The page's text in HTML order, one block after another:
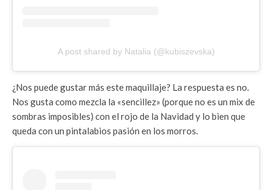
A post shared by Natalia (@kubiszevska)
¿Nos puede gustar más este maquillaje? La respuesta es no.
Nos gusta como mezcla la «sencillez» (porque no es un mix de
sombras imposibles) con el rojo de la Navidad y lo bien que
queda con un pintalabios pasión en los morros.